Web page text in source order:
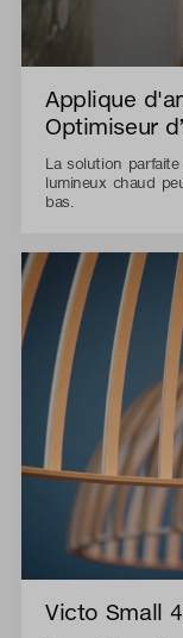
Applique
Optimiseur
La solution
lumineux chaud
bas.
Victo Small